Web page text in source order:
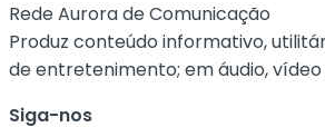
Rede Aurora de Comunicação
Produz conteúdo informativo,
de entretenimento; em áudio,
Siga-nos